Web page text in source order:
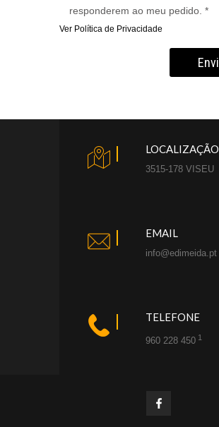
responderem ao meu pedido. *
Ver Política de Privacidade
LOCALIZAÇÃO
3515-178 VISEU
EMAIL
info@edimeida.pt
TELEFONE
960 228 450 1